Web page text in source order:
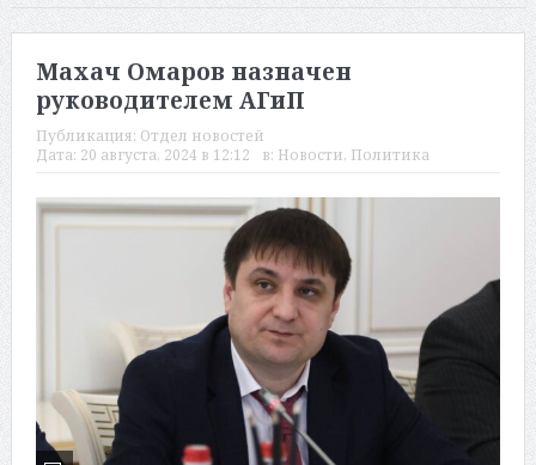
Махач Омаров назначен
руководителем АГиП
Публикация: Отдел новостей
Дата: 20 августа, 2024 в 12:12 в: Новости, Политика